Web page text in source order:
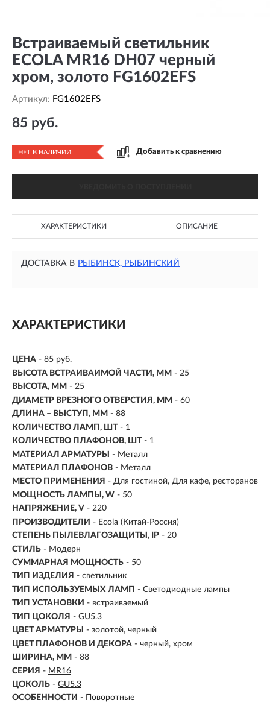
Встраиваемый светильник
ECOLA MR16 DH07 черный
хром, золото FG1602EFS
Артикул: FG1602EFS
85 руб.
НЕТ В НАЛИЧИИ Добавить к сравнению
ХАРАКТЕРИСТИКИ ОПИСАНИЕ
ДОСТАВКА В РЫБИНСК, РЫБИНСКИЙ
ХАРАКТЕРИСТИКИ
ЦЕНА - 85 руб.
ВЫСОТА ВСТРАИВАИМОЙ ЧАСТИ, ММ - 25
ВЫСОТА, ММ - 25
ДИАМЕТР ВРЕЗНОГО ОТВЕРСТИЯ, ММ - 60
ДЛИНА – ВЫСТУП, ММ - 88
КОЛИЧЕСТВО ЛАМП, ШТ - 1
КОЛИЧЕСТВО ПЛАФОНОВ, ШТ - 1
МАТЕРИАЛ АРМАТУРЫ
- Металл
МАТЕРИАЛ ПЛАФОНОВ - Металл
МЕСТО ПРИМЕНЕНИЯ - Для гостиной, Для кафе, ресторанов
МОЩНОСТЬ ЛАМПЫ, W - 50
НАПРЯЖЕНИЕ, V - 220
ПРОИЗВОДИТЕЛИ - Ecola (Китай-Россия)
СТЕПЕНЬ ПЫЛЕВЛАГОЗАЩИТЫ, IP - 20
СТИЛЬ - Модерн
СУММАРНАЯ МОЩНОСТЬ - 50
ТИП ИЗДЕЛИЯ - светильник
ТИП ИСПОЛЬЗУЕМЫХ ЛАМП - Светодиодные лампы
ТИП УСТАНОВКИ - встраиваемый
ТИП ЦОКОЛЯ - GU5.3
ЦВЕТ АРМАТУРЫ
- золотой, черный
ЦВЕТ ПЛАФОНОВ И ДЕКОРА - черный, хром
ШИРИНА, ММ - 88
СЕРИЯ - MR16
ЦОКОЛЬ - GU5.3
ОСОБЕННОСТИ - Поворотные